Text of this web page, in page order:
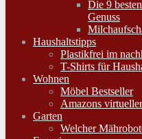
Die 9
Genuss
Haushaltstipps
Plastikfrei im
T-Shirts für
Wohnen
Möbel Bestseller
Amazons
Garten
Welcher